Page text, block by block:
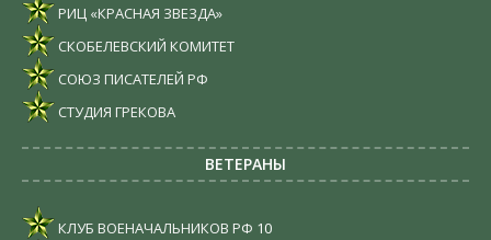
РИЦ «КРАСНАЯ ЗВЕЗДА»
СКОБЕЛЕВСКИЙ КОМИТЕТ
СОЮЗ ПИСАТЕЛЕЙ РФ
СТУДИЯ ГРЕКОВА
ВЕТЕРАНЫ
КЛУБ ВОЕНАЧАЛЬНИКОВ РФ 10